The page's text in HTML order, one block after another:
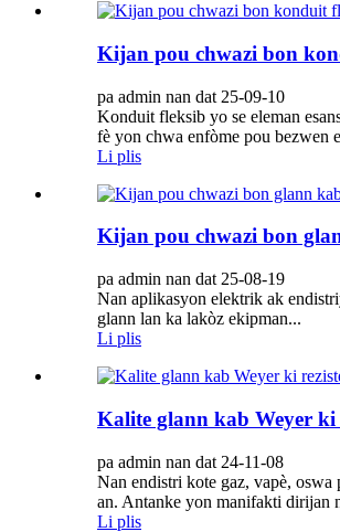
Kijan pou chwazi bon
pa admin nan dat 25-09-10
Konduit fleksib yo se eleman
fè yon chwa enfòme pou bezwen
Li plis
Kijan pou chwazi bon
pa admin nan dat 25-08-19
Nan aplikasyon elektrik ak
glann lan ka lakòz ekipman...
Li plis
Kalite glann kab Weyer ki
pa admin nan dat 24-11-08
Nan endistri kote gaz, vapè,
an. Antanke yon manifakti dirijan
Li plis